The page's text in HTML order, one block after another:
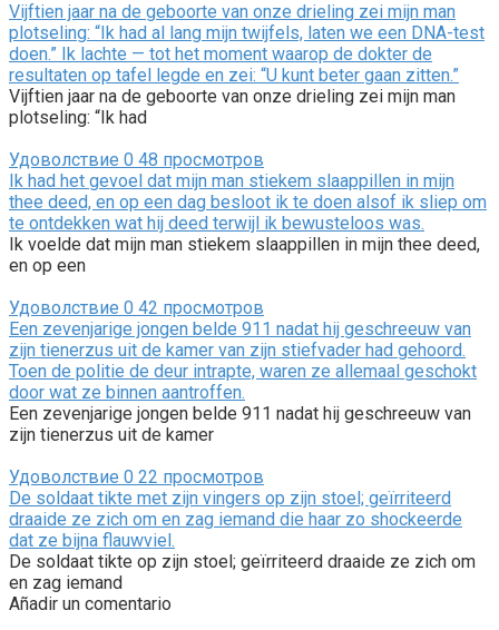
Vijftien jaar na de geboorte van onze drieling zei mijn man
plotseling: “Ik had al lang mijn twijfels, laten we een DNA-test
doen.” Ik lachte — tot het moment waarop de dokter de
resultaten op tafel legde en zei: “U kunt beter gaan zitten.”
Vijftien jaar na de geboorte van onze drieling zei mijn man
plotseling: “Ik had
Удоволствие 0 48 просмотров
Ik had het gevoel dat mijn man stiekem slaappillen in mijn
thee deed, en op een dag besloot ik te doen alsof ik sliep om
te ontdekken wat hij deed terwijl ik bewusteloos was.
Ik voelde dat mijn man stiekem slaappillen in mijn thee deed,
en op een
Удоволствие 0 42 просмотров
Een zevenjarige jongen belde 911 nadat hij geschreeuw van
zijn tienerzus uit de kamer van zijn stiefvader had gehoord.
Toen de politie de deur intrapte, waren ze allemaal geschokt
door wat ze binnen aantroffen.
Een zevenjarige jongen belde 911 nadat hij geschreeuw van
zijn tienerzus uit de kamer
Удоволствие 0 22 просмотров
De soldaat tikte met zijn vingers op zijn stoel; geïrriteerd
draaide ze zich om en zag iemand die haar zo shockeerde
dat ze bijna flauwviel.
De soldaat tikte op zijn stoel; geïrriteerd draaide ze zich om
en zag iemand
Añadir un comentario